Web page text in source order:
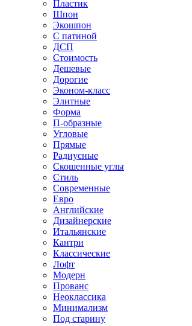
Пластик
Шпон
Экошпон
С патиной
ДСП
Стоимость
Дешевые
Дорогие
Эконом-класс
Элитные
Форма
П-образные
Угловые
Прямые
Радиусные
Скошенные углы
Стиль
Современные
Евро
Английские
Дизайнерские
Итальянские
Кантри
Классические
Лофт
Модерн
Прованс
Неоклассика
Минимализм
Под старину